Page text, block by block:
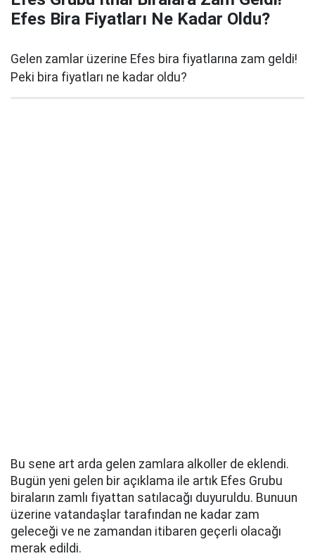
Efes Bira Fiyatları Ne Kadar Oldu?
Gelen zamlar üzerine Efes bira fiyatlarına zam geldi!
Peki bira fiyatları ne kadar oldu?
Bu sene art arda gelen zamlara alkoller de eklendi.
Bugün yeni gelen bir açıklama ile artık Efes Grubu
biraların zamlı fiyattan satılacağı duyuruldu. Bunuun
üzerine vatandaşlar tarafından ne kadar zam
geleceği ve ne zamandan itibaren geçerli olacağı
merak edildi.